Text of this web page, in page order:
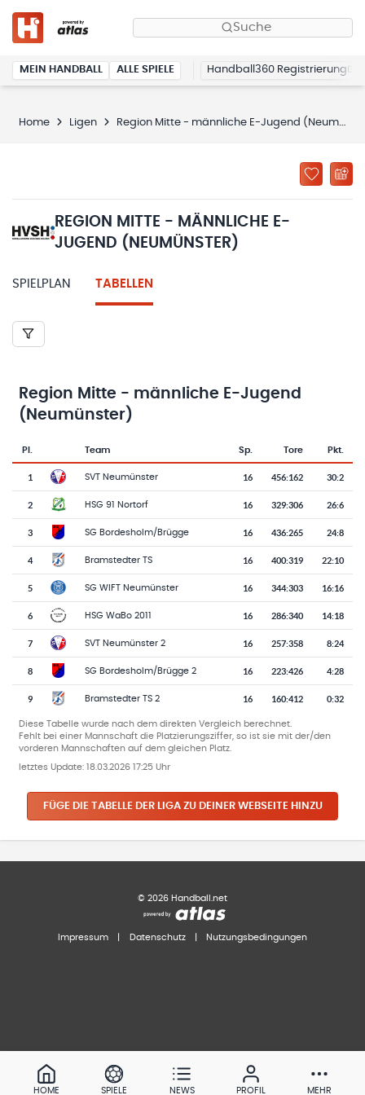
Suche
MEIN HANDBALL ALLE SPIELE Handball360 Registrierung
Home Ligen Region Mitte - männliche E-Jugend (Neumünster)
REGION MITTE - MÄNNLICHE E-
JUGEND (NEUMÜNSTER)
SPIELPLAN TABELLEN
Region Mitte - männliche E-Jugend
(Neumünster)
Tabelle mit Vereinsplatzierungen, Spielen, Toren und Punkten
Pl.
Team-Logo
Team Sp. Tore Pkt.
1 SVT Neumünster 16 456:162 30:2
2 HSG 91 Nortorf 16 329:306 26:6
3 SG Bordesholm/Brügge 16 436:265 24:8
4 Bramstedter TS 16 400:319 22:10
5 SG WIFT Neumünster 16 344:303 16:16
6 HSG WaBo 2011 16 286:340 14:18
7 SVT Neumünster 2 16 257:358 8:24
8 SG Bordesholm/Brügge 2 16 223:426 4:28
9 Bramstedter TS 2 16 160:412 0:32
Diese Tabelle wurde nach dem direkten Vergleich berechnet.
Fehlt bei einer Mannschaft die Platzierungsziffer, so ist sie mit der/den
vorderen Mannschaften auf dem gleichen Platz.
letztes Update: 18.03.2026 17:25 Uhr
FÜGE DIE TABELLE DER LIGA ZU DEINER WEBSEITE HINZU
© 2026 Handball.net
Impressum Datenschutz Nutzungsbedingungen
HOME SPIELE NEWS PROFIL MEHR